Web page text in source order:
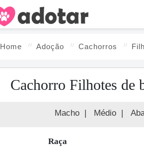
Home Adoção Cachorros
Cachorro Filhotes de
Macho | Médio |
Raça